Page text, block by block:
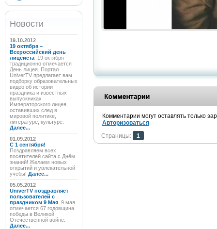
Новости
19.10.2012
19 октября –
Всероссийский день
лицеиста 19 октября
традиционно отмечается
День лицея. Портал
UniverTV предлагает вам
подборку образовательных
видео об истории
праздника и известных
выпускниках
Императорского лицея,
оставивших след в
мировой политике,
литературе, культуре.
Далее...
01.09.2012
C 1 сентября!
Поздравляем всех
посетителей сайта с Днём
знаний! Желаем новых
открытий и увлекательной
учёбы! Далее...
05.05.2012
UniverTV поздравляет
пользователей с
праздником 9 Мая 9 мая
отмечается 67 годовщина
победы в Великой
Отечественной войне.
Далее...
Комментарии могут оставлять только
Авторизоваться
Страницы:
1